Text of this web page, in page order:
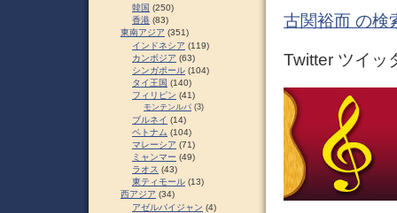
古関裕而 の検
Twitter ツイッ
韓国 (250)
香港 (83)
東南アジア (351)
インドネシア (119)
カンボジア (63)
シンガポール (104)
タイ王国 (140)
フィリピン (41)
モンテンルパ (3)
ブルネイ (14)
ベトナム (104)
マレーシア (71)
ミャンマー (49)
ラオス (43)
東ティモール (13)
西アジア (34)
アゼルバイジャン (4)